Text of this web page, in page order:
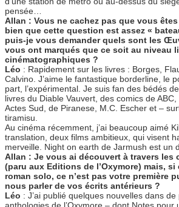
pensée…
Allan : Vous ne cachez pas que vous
bien que cette question est assez «
puis-je vous demander quels sont les
vous ont marqués que ce soit au niveau
cinématographiques ?
Léo : Rapidement sur les livres : Borges,
Calvino. J’aime le fantastique borderline, le
part, l’expérimental. Je suis fan des bédés
livres du Diable Vauvert, des comics de
Actes Sud, de Piranese, M.C. Escher et –
tiramisu.
Au cinéma récemment, j’ai beaucoup aimé
translation, deux films ambitieux, qui visent
merveille. Night on earth de Jarmush est un
Allan : Je vous ai découvert à travers les
(paru aux Editions de l’Oxymore) mais, si
roman solo, ce n’est pas votre première
nous parler de vos écrits antérieurs ?
Léo : J’ai publié quelques nouvelles dans